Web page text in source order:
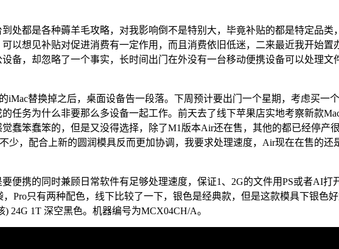
处都是各种薅羊毛攻略，对我影响倒不是特别大，毕竟补贴的都是特定品
以想见补贴对促进消费有一定作用，而且消费依旧低迷，二来最近我开始
备，却忽略了一个事实，长时间出门在外没有一台移动便携设备可以处理
iMac替换掉之后，桌面设备告一段落。下周预计要出门一个星期，考虑买一
任务为什么非要那么多设备一起工作。前天去了线下苹果店实地考察新款
蠢笨蠢笨的，但是又没得选择，除了M1版本Air还在售，其他的都已经停产
少，配合上新的圆润模具反而更加协调，我要求处理速度，Air现在在售的
便携的同时兼顾日常软件有足够处理速度，保证1、2G的文件用PS或者AI
Pro只有两种配色，线下比较了一下，银色是经典款，但是这款模具下银色
) 24G 1T 深空黑色。机器编号为MCX04CH/A。